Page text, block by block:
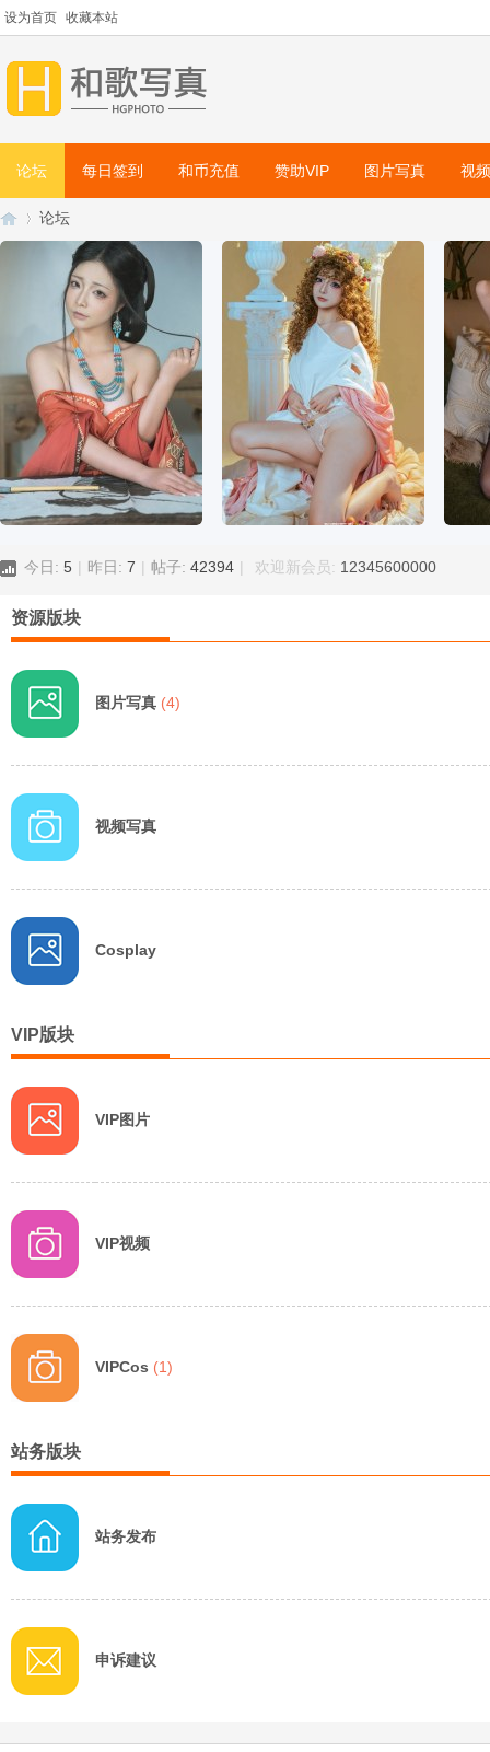
设为首页 收藏本站
论坛 每日签到 和币充值 赞助VIP 图片写真 视
歌
真
网
论坛
今日: 5 | 昨日: 7 | 帖子: 42394 | 欢迎新会员: 12345600000
资源版块
图片写真 (4)
视频写真
Cosplay
VIP版块
VIP图片
VIP视频
VIPCos (1)
站务版块
站务发布
申诉建议